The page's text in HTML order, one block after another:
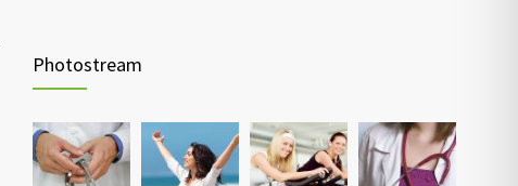
Investigații respiratorii complexe pentru pacienții post-
Covid și cei cu alte boli pulmonare
5564
Photostream